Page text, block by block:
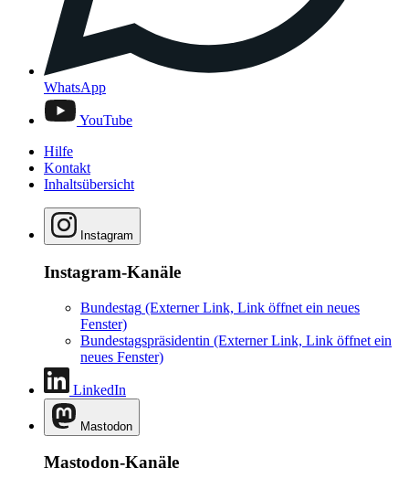
WhatsApp
YouTube
Hilfe
Kontakt
Inhaltsübersicht
Instagram
Instagram-Kanäle
Bundestag (Externer Link, Link öffnet ein neues
Fenster)
Bundestagspräsidentin (Externer Link, Link öffnet ein
neues Fenster)
LinkedIn
Mastodon
Mastodon-Kanäle